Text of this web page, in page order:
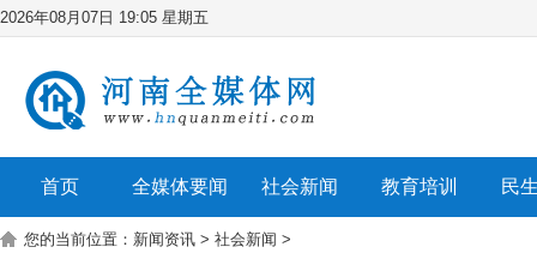
2026年08月07日 19:05 星期五
首页 全媒体要闻 社会新闻 教育培训 民
您的当前位置： 新闻资讯 > 社会新闻 >